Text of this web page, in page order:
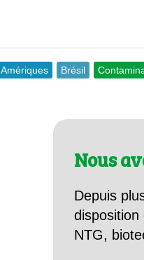
Amériques Brésil
Nous
Depuis
disposition
NTG,